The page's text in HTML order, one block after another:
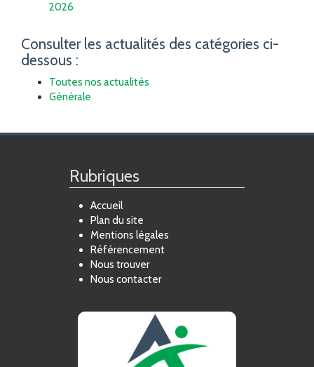
2026
Consulter les actualités des catégories ci-
dessous :
Toutes nos actualités
Générale
Rubriques
Accueil
Plan du site
Mentions légales
Référencement
Nous trouver
Nous contacter